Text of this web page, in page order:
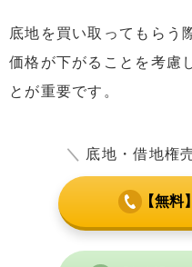
底地を買い取ってもらう
価格が下がることを考慮
とが重要です。
＼ 底地・借地権
【無料